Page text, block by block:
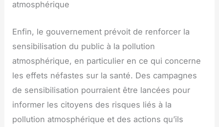
atmosphérique
Enfin, le gouvernement prévoit de renforcer la
sensibilisation du public à la pollution
atmosphérique, en particulier en ce qui concerne
les effets néfastes sur la santé. Des campagnes
de sensibilisation pourraient être lancées pour
informer les citoyens des risques liés à la
pollution atmosphérique et des actions qu’ils